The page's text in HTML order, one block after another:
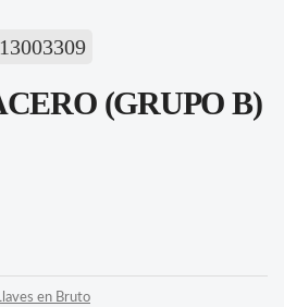
(GRUPO B)
en Bruto